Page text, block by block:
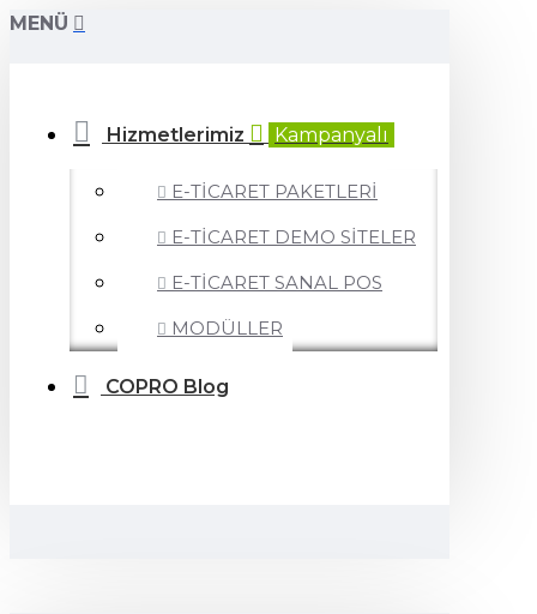
MENÜ
Hizmetlerimiz Kampanyalı
E-TİCARET PAKETLERİ
E-TİCARET DEMO SİTELER
E-TİCARET SANAL POS
MODÜLLER
COPRO Blog